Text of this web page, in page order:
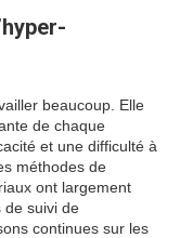
beaucoup. Elle
de chaque
et une difficulté à
méthodes de
ont largement
de suivi de
continues sur les